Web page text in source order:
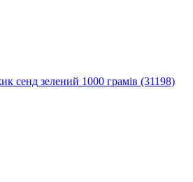
сенд зелений 1000 грамів (31198)